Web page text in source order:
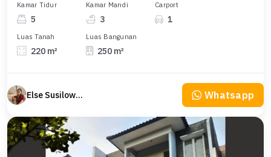
Kamar Tidur
5
Kamar Mandi
3
Carport
1
Luas Tanah
220 m²
Luas Bangunan
250 m²
Else Susilowaty Whatsapp